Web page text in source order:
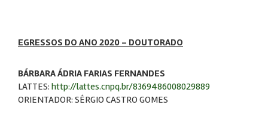
EGRESSOS DO ANO 2020 - DOUTORADO
BÁRBARA ÁDRIA FARIAS FERNANDES
LATTES: http://lattes.cnpq.br/8369486008029889
ORIENTADOR: SÉRGIO CASTRO GOMES